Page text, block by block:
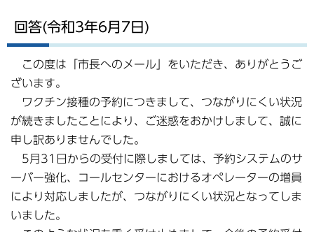
回答(令和3年6月7日)
この度は「市長へのメール」をいただき、ありがとうご
ざいます。
ワクチン接種の予約につきまして、つながりにくい状況
が続きましたことにより、ご迷惑をおかけしまして、誠に
申し訳ありませんでした。
5月31日からの受付に際しましては、予約システムのサ
ーバー強化、コールセンターにおけるオペレーターの増員
により対応しましたが、つながりにくい状況となってしま
いました。